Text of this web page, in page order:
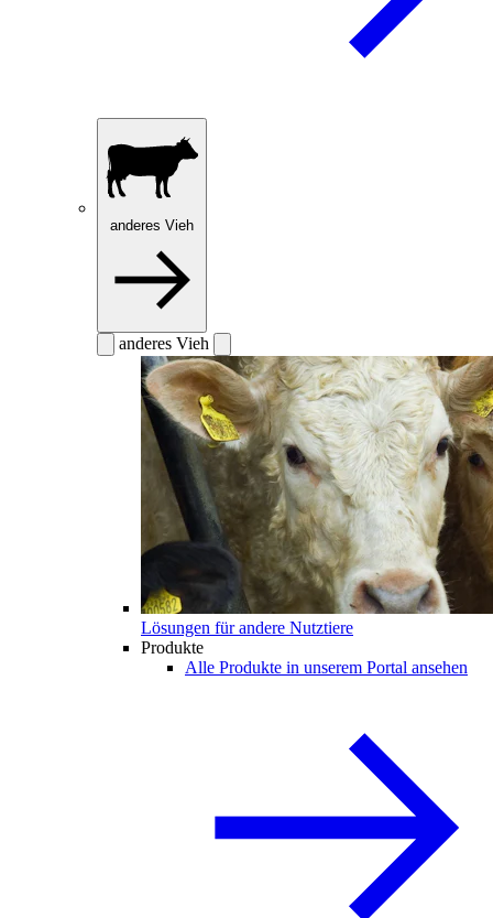
anderes Vieh
anderes Vieh
Lösungen für andere Nutztiere
Produkte
Alle Produkte in unserem Portal ansehen